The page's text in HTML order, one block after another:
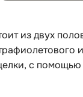
из двух
с помощью